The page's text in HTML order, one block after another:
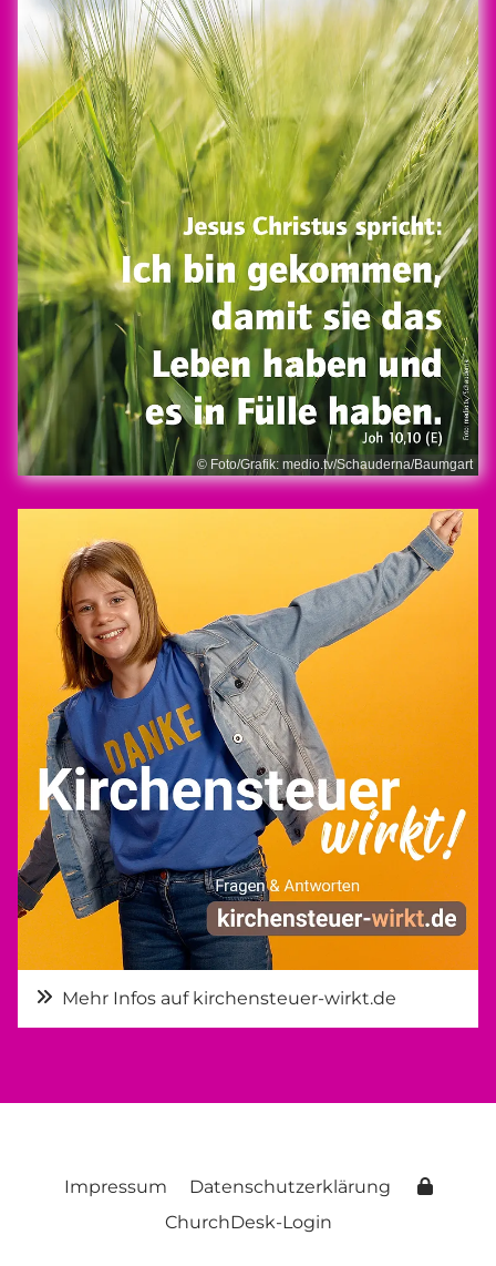
© Foto/Grafik: medio.tv/Schauderna/Baumgart
Mehr Infos auf kirchensteuer-wirkt.de
Impressum
Datenschutzerklärung
ChurchDesk-Login